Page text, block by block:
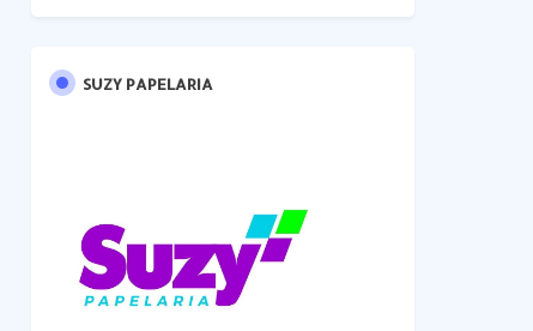
SUZY PAPELARIA